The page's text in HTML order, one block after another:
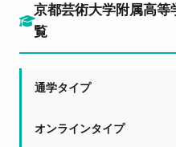
京都芸術大学附属高
覧
通学タイプ
オンラインタイプ